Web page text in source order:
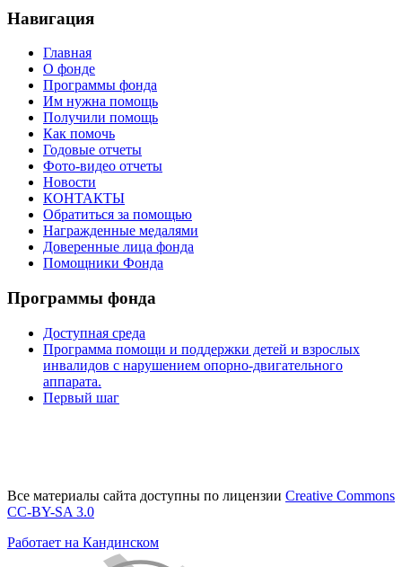
Навигация
Главная
О фонде
Программы фонда
Им нужна помощь
Получили помощь
Как помочь
Годовые отчеты
Фото-видео отчеты
Новости
КОНТАКТЫ
Обратиться за помощью
Награжденные медалями
Доверенные лица фонда
Помощники Фонда
Программы фонда
Доступная среда
Программа помощи и поддержки детей и взрослых
инвалидов с нарушением опорно-двигательного
аппарата.
Первый шаг
Все материалы сайта доступны по лицензии Creative Commons
СС-BY-SA 3.0
Работает на Кандинском